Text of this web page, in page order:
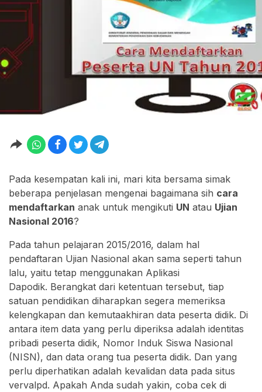
Pada kesempatan kali ini, mari kita bersama simak
beberapa penjelasan mengenai bagaimana sih cara
mendaftarkan anak untuk mengikuti UN atau Ujian
Nasional 2016?
Pada tahun pelajaran 2015/2016, dalam hal
pendaftaran Ujian Nasional akan sama seperti tahun
lalu, yaitu tetap menggunakan Aplikasi
Dapodik. Berangkat dari ketentuan tersebut, tiap
satuan pendidikan diharapkan segera memeriksa
kelengkapan dan kemutaakhiran data peserta didik. Di
antara item data yang perlu diperiksa adalah identitas
pribadi peserta didik, Nomor Induk Siswa Nasional
(NISN), dan data orang tua peserta didik. Dan yang
perlu diperhatikan adalah kevalidan data pada situs
vervalpd. Apakah Anda sudah yakin, coba cek di